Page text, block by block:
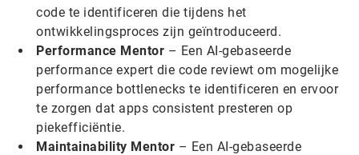
code te identificeren die tijdens het
ontwikkelingsproces zijn geïntroduceerd.
Performance Mentor – Een AI-gebaseerde
performance expert die code reviewt om mogelijke
performance bottlenecks te identificeren en ervoor
te zorgen dat apps consistent presteren op
piekefficiëntie.
Maintainability Mentor – Een AI-gebaseerde